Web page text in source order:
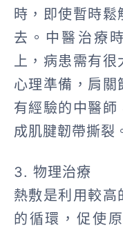
時，即使暫時鬆
去。中醫治療
上，病患需有很
心理準備，肩關
有經驗的中醫師
成肌腱韌帶撕裂
3. 物理治療
熱敷是利用較高
的循環，促使